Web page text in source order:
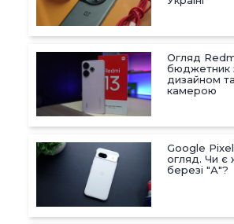
Огляд
бюджетник
дизайном
камерою
Google
огляд. Чи є
березі "А"?